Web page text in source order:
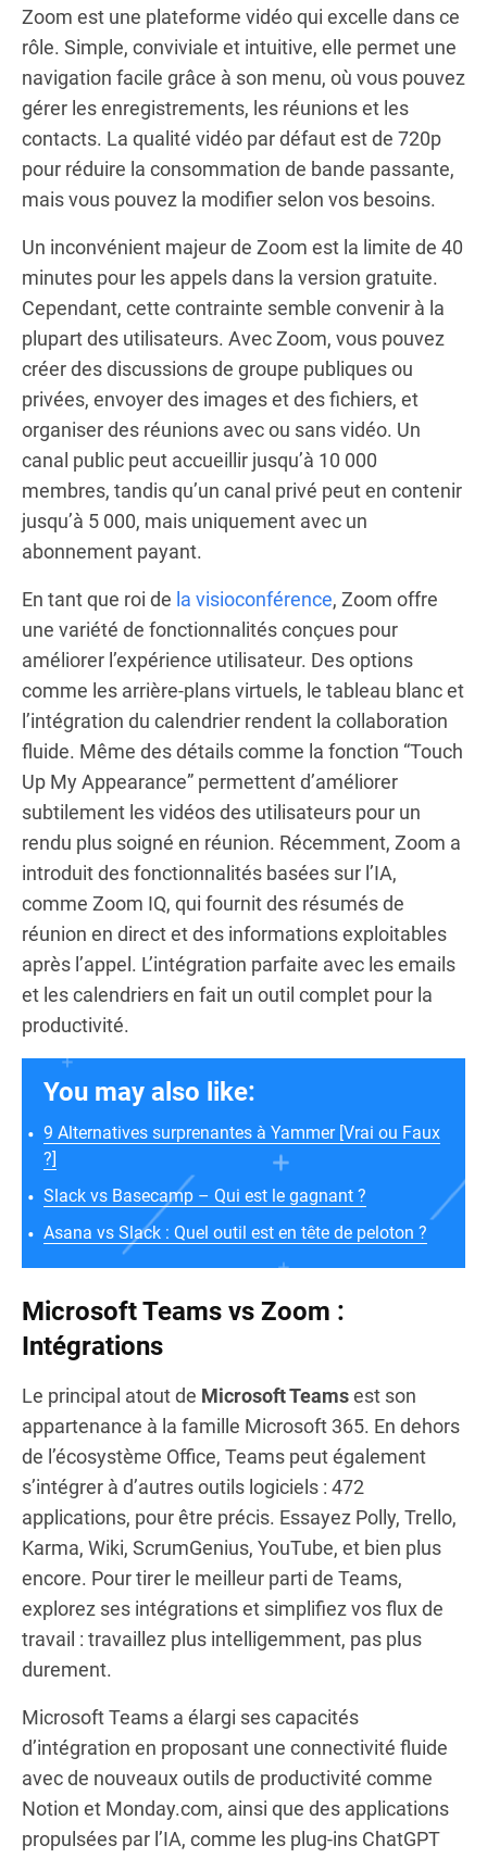
Zoom est une plateforme vidéo qui excelle dans ce
rôle. Simple, conviviale et intuitive, elle permet une
navigation facile grâce à son menu, où vous pouvez
gérer les enregistrements, les réunions et les
contacts. La qualité vidéo par défaut est de 720p
pour réduire la consommation de bande passante,
mais vous pouvez la modifier selon vos besoins.
Un inconvénient majeur de Zoom est la limite de 40
minutes pour les appels dans la version gratuite.
Cependant, cette contrainte semble convenir à la
plupart des utilisateurs. Avec Zoom, vous pouvez
créer des discussions de groupe publiques ou
privées, envoyer des images et des fichiers, et
organiser des réunions avec ou sans vidéo. Un
canal public peut accueillir jusqu’à 10 000
membres, tandis qu’un canal privé peut en contenir
jusqu’à 5 000, mais uniquement avec un
abonnement payant.
En tant que roi de la visioconférence, Zoom offre
une variété de fonctionnalités conçues pour
améliorer l’expérience utilisateur. Des options
comme les arrière-plans virtuels, le tableau blanc et
l’intégration du calendrier rendent la collaboration
fluide. Même des détails comme la fonction “Touch
Up My Appearance” permettent d’améliorer
subtilement les vidéos des utilisateurs pour un
rendu plus soigné en réunion. Récemment, Zoom a
introduit des fonctionnalités basées sur l’IA,
comme Zoom IQ, qui fournit des résumés de
réunion en direct et des informations exploitables
après l’appel. L’intégration parfaite avec les emails
et les calendriers en fait un outil complet pour la
productivité.
You may also like:
9 Alternatives surprenantes à Yammer [Vrai ou Faux
?]
Slack vs Basecamp – Qui est le gagnant ?
Asana vs Slack : Quel outil est en tête de peloton ?
Microsoft Teams vs Zoom :
Intégrations
Le principal atout de Microsoft Teamsest son
appartenance à la famille Microsoft 365. En dehors
de l’écosystème Office, Teams peut également
s’intégrer à d’autres outils logiciels : 472
applications, pour être précis. Essayez Polly, Trello,
Karma, Wiki, ScrumGenius, YouTube, et bien plus
encore. Pour tirer le meilleur parti de Teams,
explorez ses intégrations et simplifiez vos flux de
travail : travaillez plus intelligemment, pas plus
durement.
Microsoft Teams a élargi ses capacités
d’intégration en proposant une connectivité fluide
avec de nouveaux outils de productivité comme
Notion et Monday.com, ainsi que des applications
propulsées par l’IA, comme les plug-ins ChatGPT